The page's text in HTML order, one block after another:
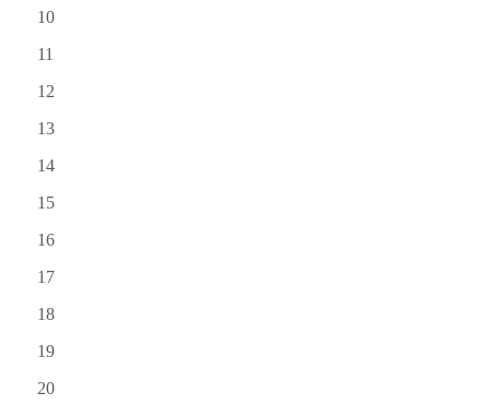
10
11
12
13
14
15
16
17
18
19
20